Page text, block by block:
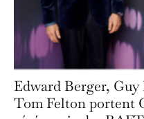
Edward Berger, Guy
Tom Felton portent